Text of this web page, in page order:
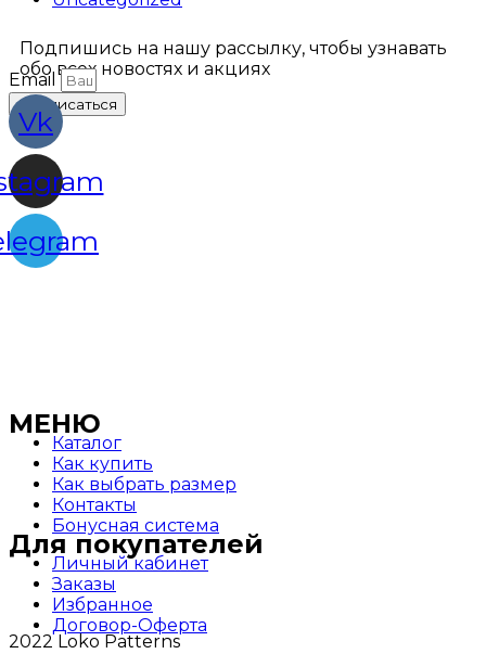
Подпишись на нашу рассылку, чтобы узнавать
обо всех новостях и акциях
Email
Подписаться
Vk
МЕНЮ
Каталог
Как купить
Как выбрать размер
Контакты
Бонусная система
Для покупателей
Личный кабинет
Заказы
Избранное
Договор-Оферта
2022 Loko Patterns